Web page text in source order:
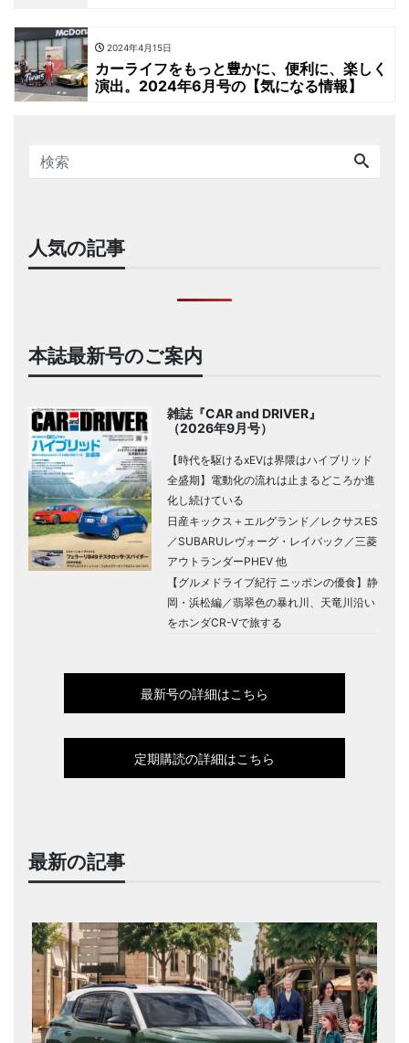
2024年4月15日
カーライフをもっと豊かに、便利に、楽しく
演出。2024年6月号の【気になる情報】
人気の記事
本誌最新号のご案内
雑誌『CAR and DRIVER』
（2026年9月号）
【時代を駆けるxEVは界隈はハイブリッド
全盛期】電動化の流れは止まるどころか進
化し続けている
日産キックス＋エルグランド／レクサスES
／SUBARUレヴォーグ・レイバック／三菱
アウトランダーPHEV 他
【グルメドライブ紀行 ニッポンの優食】静
岡・浜松編／翡翠色の暴れ川、天竜川沿い
をホンダCR-Vで旅する
最新号の詳細はこちら
定期購読の詳細はこちら
最新の記事